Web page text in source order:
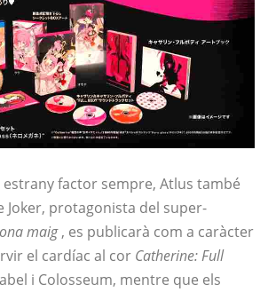
factor sempre, Atlus també
Joker, protagonista del super-
maig, es publicarà com a caràcter
el cardíac al cor Catherine: Full
i Colosseum, mentre que els